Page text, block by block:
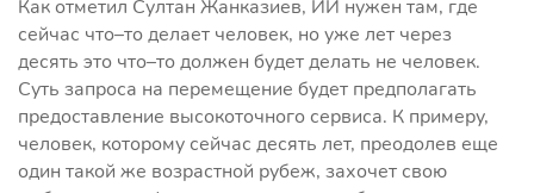
Как отметил Султан Жанказиев, ИИ нужен там, где
сейчас что–то делает человек, но уже лет через
десять это что–то должен будет делать не человек.
Суть запроса на перемещение будет предполагать
предоставление высокоточного сервиса. К примеру,
человек, которому сейчас десять лет, преодолев еще
один такой же возрастной рубеж, захочет свою